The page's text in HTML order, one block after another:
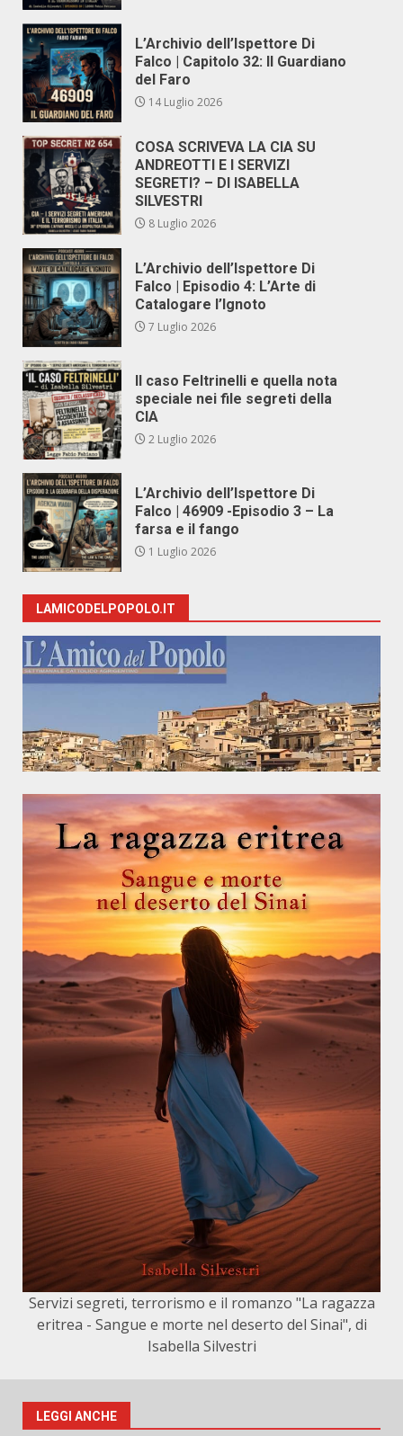
L’Archivio dell’Ispettore Di
Falco | Capitolo 32: Il Guardiano
del Faro
14 Luglio 2026
COSA SCRIVEVA LA CIA SU
ANDREOTTI E I SERVIZI
SEGRETI? – DI ISABELLA
SILVESTRI
8 Luglio 2026
L’Archivio dell’Ispettore Di
Falco | Episodio 4: L’Arte di
Catalogare l’Ignoto
7 Luglio 2026
Il caso Feltrinelli e quella nota
speciale nei file segreti della
CIA
2 Luglio 2026
L’Archivio dell’Ispettore Di
Falco | 46909 -Episodio 3 – La
farsa e il fango
1 Luglio 2026
LAMICODELPOPOLO.IT
Servizi segreti, terrorismo e il romanzo "La ragazza
eritrea - Sangue e morte nel deserto del Sinai", di
Isabella Silvestri
LEGGI ANCHE